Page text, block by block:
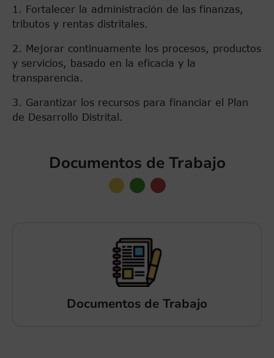
1. Fortalecer la administración de las finanzas,
tributos y rentas distritales.
2. Mejorar continuamente los procesos, productos
y servicios, basado en la eficacia y la
transparencia.
3. Garantizar los recursos para financiar el Plan
de Desarrollo Distrital.
Documentos de Trabajo
Documentos de Trabajo